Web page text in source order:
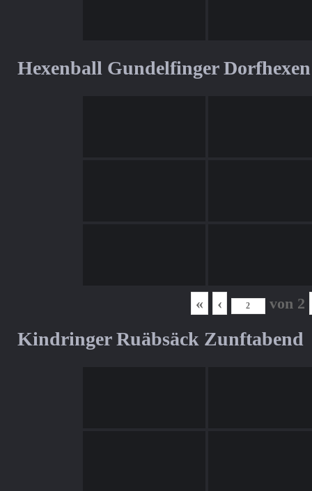
Hexenball Gundelfinger Dorfhexen
« ‹ von 2
Kindringer Ruäbsäck Zunftabend